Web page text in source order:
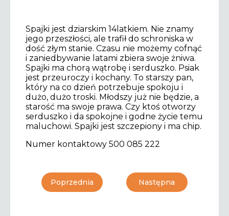
Spajki jest dziarskim 14latkiem. Nie znamy
jego przeszłości, ale trafił do schroniska w
dość złym stanie. Czasu nie możemy cofnąć
i zaniedbywanie latami zbiera swoje żniwa.
Spajki ma chorą wątrobę i serduszko. Psiak
jest przeuroczy i kochany. To starszy pan,
który na co dzień potrzebuje spokoju i
dużo, dużo troski. Młodszy już nie będzie, a
starość ma swoje prawa. Czy ktoś otworzy
serduszko i da spokojne i godne życie temu
maluchowi. Spajki jest szczepiony i ma chip.
Numer kontaktowy 500 085 222
Poprzednia Następna